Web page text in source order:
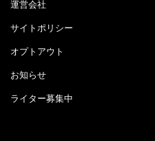
運営会社
サイトポリシー
オプトアウト
お知らせ
ライター募集中